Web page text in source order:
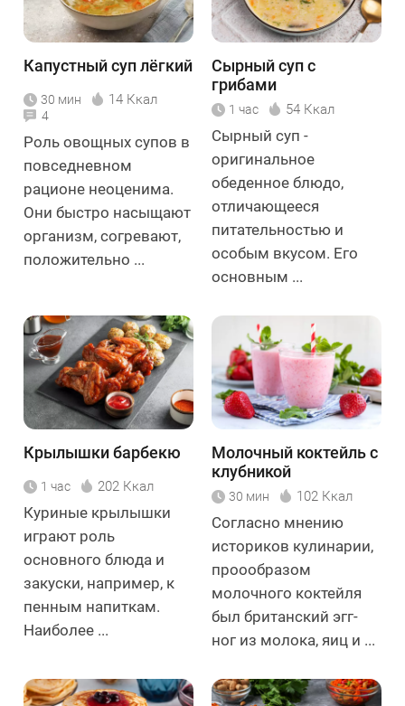
Капустный суп лёгкий
30 мин 14 Ккал
4
Роль овощных супов в
повседневном
рационе неоценима.
Они быстро насыщают
организм, согревают,
положительно ...
Сырный суп с
грибами
1 час 54 Ккал
Сырный суп -
оригинальное
обеденное блюдо,
отличающееся
питательностью и
особым вкусом. Его
основным ...
Крылышки барбекю
1 час 202 Ккал
Куриные крылышки
играют роль
основного блюда и
закуски, например, к
пенным напиткам.
Наиболее ...
Молочный коктейль с
клубникой
30 мин 102 Ккал
Согласно мнению
историков кулинарии,
проообразом
молочного коктейля
был британский эгг-
ног из молока, яиц и ...